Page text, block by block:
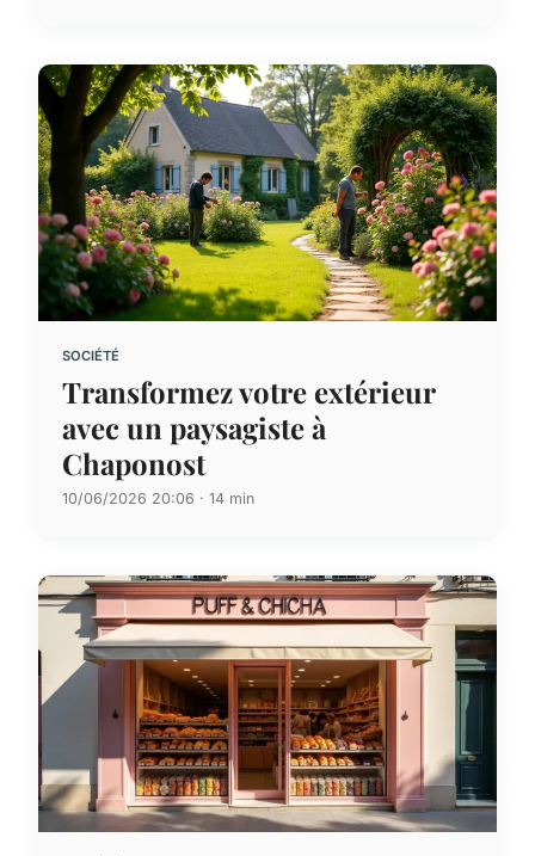
SOCIÉTÉ
Transformez votre extérieur
avec un paysagiste à
Chaponost
10/06/2026 20:06 · 14 min